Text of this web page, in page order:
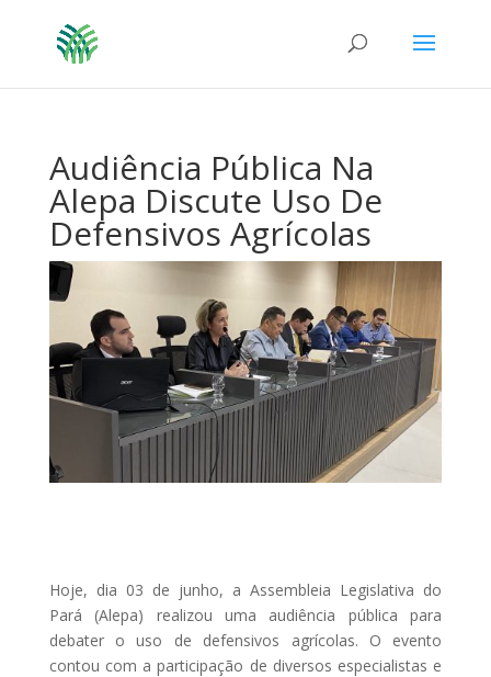
Audiência Pública Na
Alepa Discute Uso De
Defensivos Agrícolas
Hoje, dia 03 de junho, a Assembleia Legislativa do
Pará (Alepa) realizou uma audiência pública para
debater o uso de defensivos agrícolas. O evento
contou com a participação de diversos especialistas e